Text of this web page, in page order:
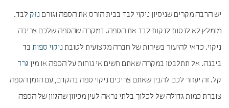
יש הרבה מקרים שניסיון ניקוי לבד בבית הורס את הספה וגורם נזק לבד.
מומלץ לא לנסות לנקות לבד את הספה. במקרה שהספה שלכם צריכה
ניקוי. כדאי להיעזר בשירות של חברה מקצועית לטובת ניקוי ספות בד
ביבנה. אל תתלבטו במקרה שאתם חשים אי נוחות על הספה או מין גרד
קל. זה יעזור לכם להבין שאתם צריכים ניקוי ספה בהקדם, עם הזמן הספה
צוברת כמות גדולה של לכלוך בלתי נראה לעין מכיוון שהגוון של הספה